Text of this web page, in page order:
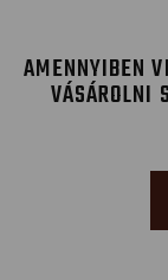
AMENNYIBEN
VÁSÁROLNI